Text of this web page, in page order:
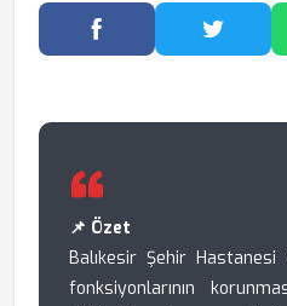
Facebook'ta
📌 Özet
Balıkesir Şehir
fonksiyonlarının